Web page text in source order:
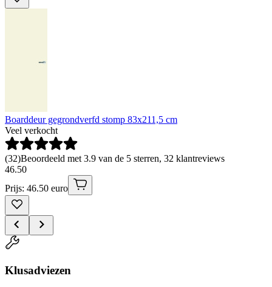
Boarddeur gegrondverfd stomp 83x211,5 cm
Veel verkocht
(32)Beoordeeld met 3.9 van de 5 sterren, 32 klantreviews
46.50
Prijs: 46.50 euro
Klusadviezen